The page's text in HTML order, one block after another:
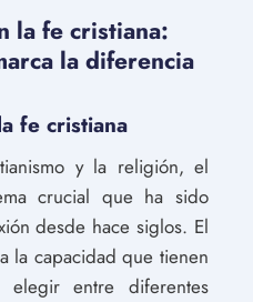
la fe cristiana:
la diferencia
fe cristiana
y la religión, el
crucial que ha sido
desde hace siglos. El
la capacidad que tienen
entre diferentes